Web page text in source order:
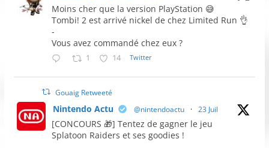
Moins cher que la version PlayStation 😅
Tombi! 2 est arrivé nickel de chez Limited Run 👌
-
Vous avez commandé chez eux ?
1 14 Twitter
Gouaig Retweeté
Nintendo Actu @nintendoactu · 23 Juil
[CONCOURS 🎁] Tentez de gagner le jeu
Splatoon Raiders et ses goodies !